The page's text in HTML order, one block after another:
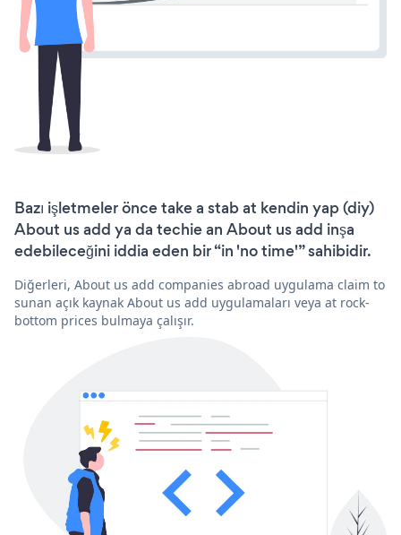
Bazı işletmeler önce take a stab at kendin yap (diy)
About us add ya da techie an About us add inşa
edebileceğini iddia eden bir “in 'no time'” sahibidir.
Diğerleri, About us add companies abroad uygulama claim to
sunan açık kaynak About us add uygulamaları veya at rock-
bottom prices bulmaya çalışır.